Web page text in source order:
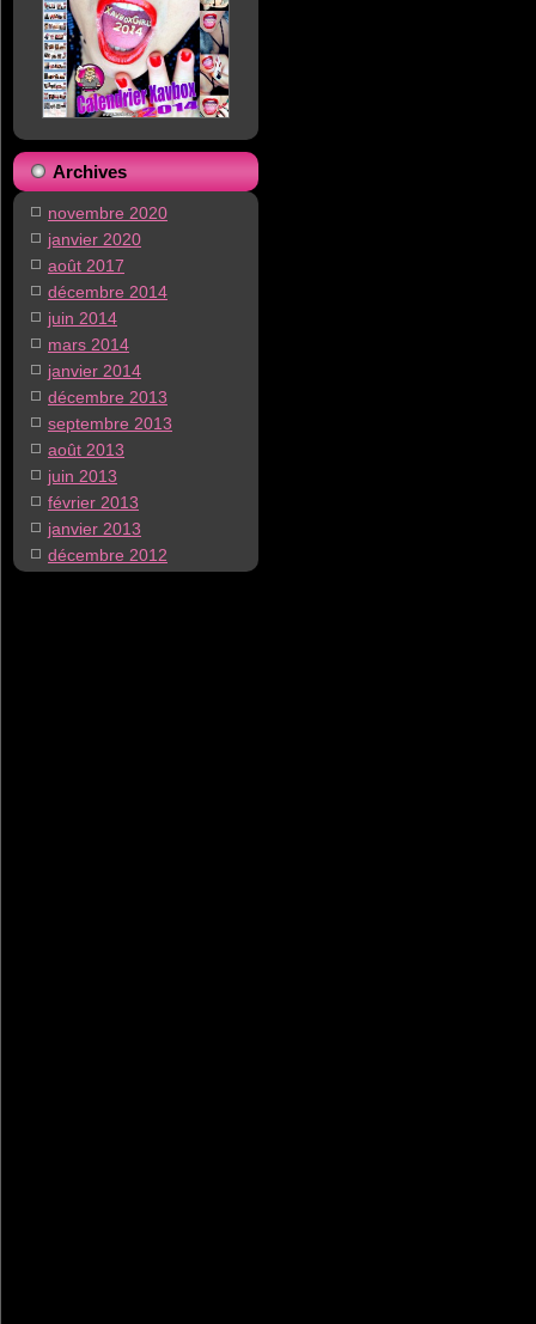
Archives
novembre 2020
janvier 2020
août 2017
décembre 2014
juin 2014
mars 2014
janvier 2014
décembre 2013
septembre 2013
août 2013
juin 2013
février 2013
janvier 2013
décembre 2012